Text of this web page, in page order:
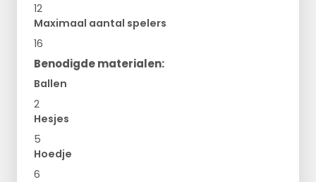
12
Maximaal aantal spelers
16
Benodigde materialen:
Ballen
2
Hesjes
5
Hoedje
6